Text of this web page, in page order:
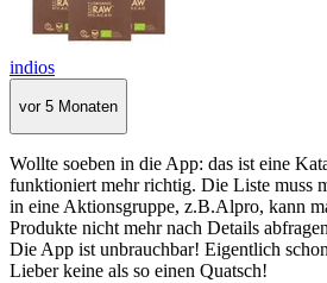
indios
vor 5 Monaten
Wollte soeben in die App: das ist eine
funktioniert mehr richtig. Die Liste muss
in eine Aktionsgruppe, z.B.Alpro, kann
Produkte nicht mehr nach Details
Die App ist unbrauchbar! Eigentlich
Lieber keine als so einen Quatsch!